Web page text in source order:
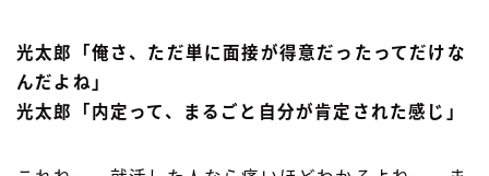
光太郎「俺さ、ただ単に面接が得意だったってだけな
んだよね」
光太郎「内定って、まるごと自分が肯定された感じ」